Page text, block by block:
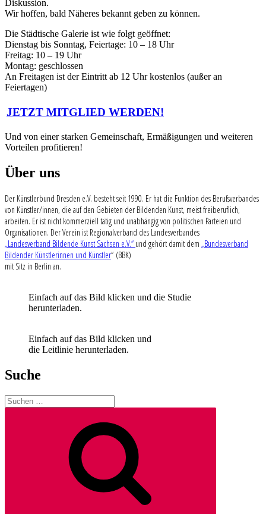
Diskussion.
Wir hoffen, bald Näheres bekannt geben zu können.
Die Städtische Galerie ist wie folgt geöffnet:
Dienstag bis Sonntag, Feiertage: 10 – 18 Uhr
Freitag: 10 – 19 Uhr
Montag: geschlossen
An Freitagen ist der Eintritt ab 12 Uhr kostenlos (außer an
Feiertagen)
JETZT MITGLIED WERDEN!
Und von einer starken Gemeinschaft, Ermäßigungen und weiteren
Vorteilen profitieren!
Über uns
Der Künstlerbund Dresden e.V. besteht seit 1990. Er hat die Funktion des Berufsverbandes
von Künstler/innen, die auf den Gebieten der Bildenden Kunst, meist freiberuflich,
arbeiten. Er ist nicht kommerziell tätig und unabhängig von politischen Parteien und
Organisationen. Der Verein ist Regionalverband des Landesverbandes
„Landesverband Bildende Kunst Sachsen e.V.“ und gehört damit dem „Bundesverband
Bildender Künstlerinnen und Künstler“ (BBK)
mit Sitz in Berlin an.
Einfach auf das Bild klicken und die Studie
herunterladen.
Einfach auf das Bild klicken und
die Leitlinie herunterladen.
Suche
Suchen
nach: